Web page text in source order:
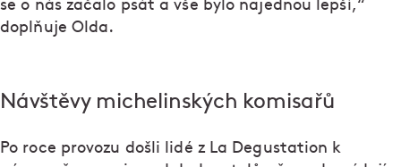
se o nás začalo psát a vše bylo najednou lepší,“
doplňuje Olda.
Návštěvy michelinských komisařů
Po roce provozu došli lidé z La Degustation k